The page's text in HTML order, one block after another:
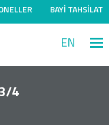
BAYİ TAHSİLAT
EN
4